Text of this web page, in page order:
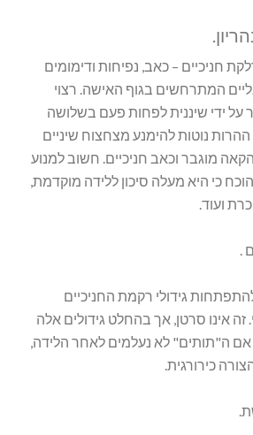
חניכיים – כאב, נפיחות ודימומים
המתרחשים בגוף האישה. רצוי
על ידי שיננית לפחות פעם בשלושה
נוטות להימנע מצחצוח שיניים
מוגבר וכאב חניכיים. חשוב למנוע
כי היא מעלה סיכון ללידה מוקדמת,
ועוד.
.
גידולי רקמת החניכיים
אינו סרטן, אך בהחלט גידולים אלה
אם ה"תותים" לא נעלמים לאחר הלידה,
כירורגית.